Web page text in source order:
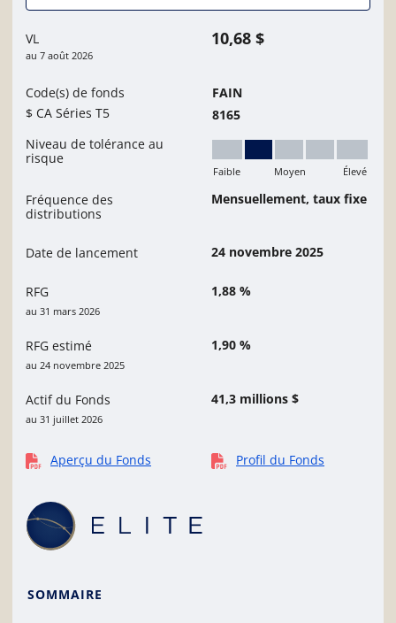
VL
au 7 août 2026
10,68 $
Code(s) de fonds
$ CA Séries T5
FAIN
8165
Niveau de tolérance au
risque
Faible à moyen
Faible Moyen Élevé
Fréquence des
distributions
Mensuellement, taux fixe
Date de lancement 24 novembre 2025
RFG
au 31 mars 2026
1,88 %
RFG estimé
au 24 novembre 2025
1,90 %
Actif du Fonds
au 31 juillet 2026
41,3 millions $
Aperçu du Fonds Profil du Fonds
SOMMAIRE